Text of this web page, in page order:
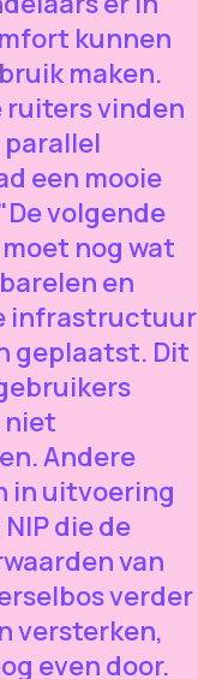
kunnen
maken.
ruiters vinden
parallel
een mooie
volgende
nog wat
en
infrastructuur
geplaatst. Dit
Andere
in uitvoering
die de
van
verder
versterken,
even door.